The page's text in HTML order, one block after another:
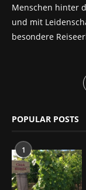
Menschen hinter
und mit
besondere
POPULAR POSTS
1